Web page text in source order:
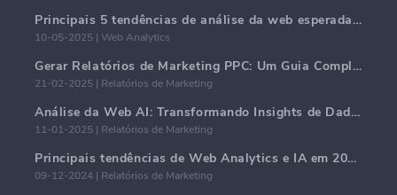
Principais 5 tendências de análise da web esperadas para dominar em 2025
10-05-2025 | Web Analytics
Gerar Relatórios de Marketing PPC: Um Guia Completo
21-02-2025 | Relatórios de Marketing
Análise da Web AI: Transformando Insights de Dados com Precisão
11-01-2025 | Relatórios de Marketing
Principais tendências de Web Analytics e IA em 2024
09-12-2024 | Relatórios de Marketing